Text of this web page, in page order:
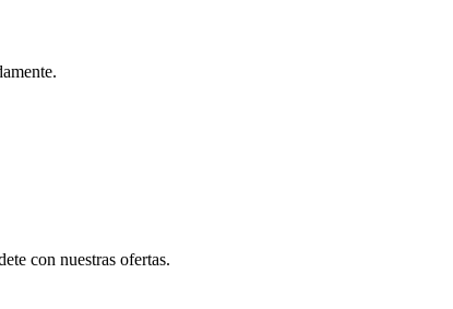
con nuestras ofertas.